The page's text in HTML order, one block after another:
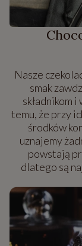
Nasze
smak
składnikom
temu, że przy
środków
uznajemy
powstają
dlatego są